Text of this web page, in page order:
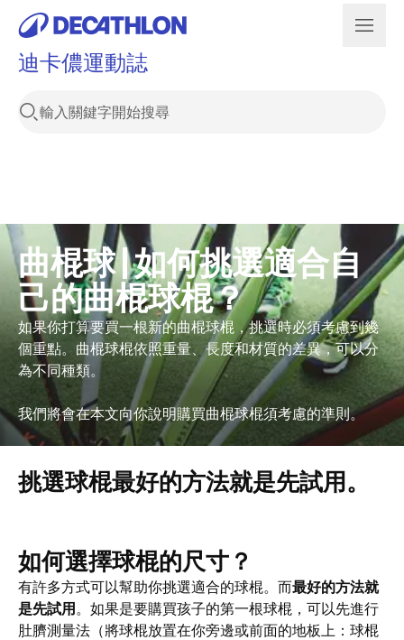
迪卡儂運動誌
曲棍球 | 如何挑選適合自
己的曲棍球棍？
如果你打算要買一根新的曲棍球棍，挑選時必須考慮到幾
個重點。曲棍球棍依照重量、長度和材質的差異，可以分
為不同種類。
我們將會在本文向你說明購買曲棍球棍須考慮的準則。
挑選球棍最好的方法就是先試用。
挑選
球棍
最好
的方
法就
是先
試
如何選擇球棍的尺寸？
有許多方式可以幫助你挑選適合的球棍。而最好的方法就
是先試用 。如果是要購買孩子的第一根球棍，可以先進行
肚臍測量法（將球棍放置在你旁邊或前面的地板上：球棍